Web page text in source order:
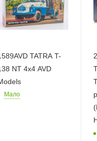
TATRA T-
NT 4x4 AVD
Мало